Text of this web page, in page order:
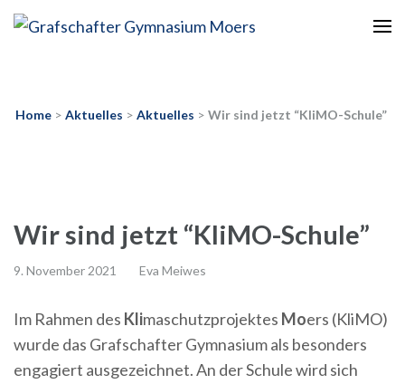
Home > Aktuelles > Aktuelles > Wir sind jetzt “KliMO-Schule”
Wir sind jetzt “KliMO-Schule”
9. November 2021 Eva Meiwes
Im Rahmen des Klimaschutzprojektes Moers (KliMO)
wurde das Grafschafter Gymnasium als besonders
engagiert ausgezeichnet. An der Schule wird sich